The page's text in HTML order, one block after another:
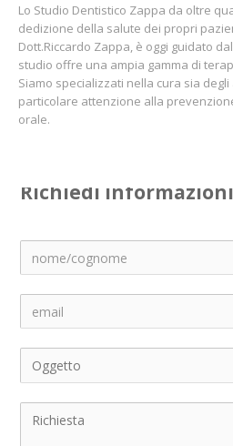
Lo Studio Dentistico Zappa da oltre
dedizione della salute dei propri
Dott.Riccardo Zappa, è oggi guidato
studio offre una ampia gamma di
Siamo specializzati nella cura sia
particolare attenzione alla
orale.
Richiedi informazioni